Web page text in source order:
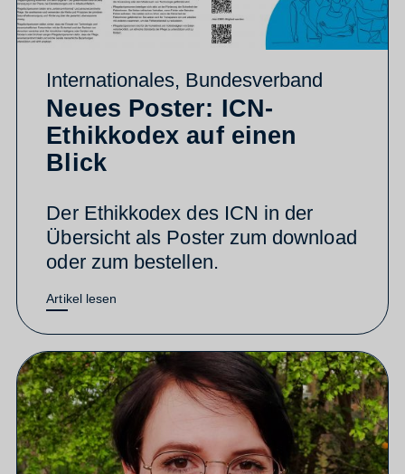
Internationales, Bundesverband
Neues Poster: ICN-
Ethikkodex auf einen
Blick
Der Ethikkodex des ICN in der
Übersicht als Poster zum download
oder zum bestellen.
Artikel lesen